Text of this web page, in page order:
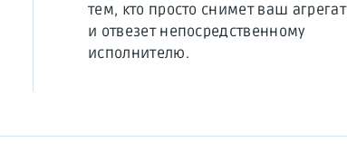
тем, кто просто снимет ваш агрегат
и отвезет непосредственному
исполнителю.